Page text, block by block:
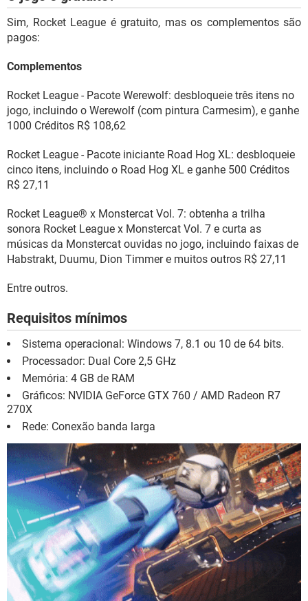
Sim, Rocket League é gratuito, mas os complementos são
pagos:
Complementos
Rocket League - Pacote Werewolf: desbloqueie três itens no
jogo, incluindo o Werewolf (com pintura Carmesim), e ganhe
1000 Créditos R$ 108,62
Rocket League - Pacote iniciante Road Hog XL: desbloqueie
cinco itens, incluindo o Road Hog XL e ganhe 500 Créditos
R$ 27,11
Rocket League® x Monstercat Vol. 7: obtenha a trilha
sonora Rocket League x Monstercat Vol. 7 e curta as
músicas da Monstercat ouvidas no jogo, incluindo faixas de
Habstrakt, Duumu, Dion Timmer e muitos outros R$ 27,11
Entre outros.
Requisitos mínimos
Sistema operacional: Windows 7, 8.1 ou 10 de 64 bits.
Processador: Dual Core 2,5 GHz
Memória: 4 GB de RAM
Gráficos: NVIDIA GeForce GTX 760 / AMD Radeon R7
270X
Rede: Conexão banda larga